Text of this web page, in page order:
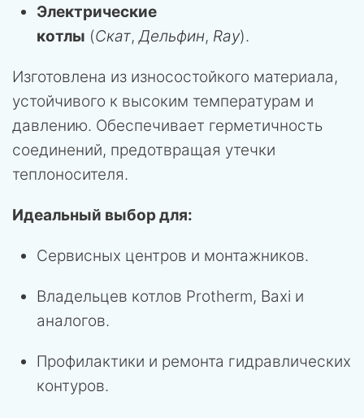
Электрические
котлы (Скат,Дельфин, Ray).
Изготовлена из износостойкого материала,
устойчивого к высоким температурам и
давлению. Обеспечивает герметичность
соединений, предотвращая утечки
теплоносителя.
Идеальный выбор для:
Сервисных центров и монтажников.
Владельцев котлов Protherm, Baxi и
аналогов.
Профилактики и ремонта гидравлических
контуров.